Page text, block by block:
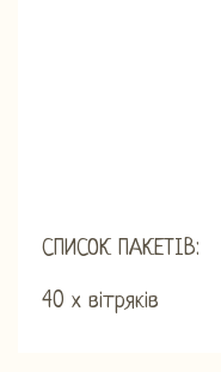
СПИСОК ПАКЕТІВ:
40 х вітряків